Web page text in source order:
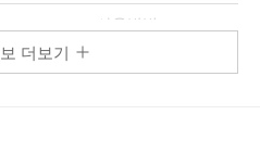
사용방법
더보기